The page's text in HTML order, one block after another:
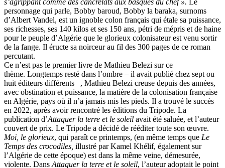
s’agrippant comme des cancrelats aux basques du chef ». Le
personnage qui parle, Bobby baroud, Bobby la baraka, surnoms
d’Albert Vandel, est un ignoble colon français qui étale sa puissance,
ses richesses, ses 140 kilos et ses 150 ans, pétri de mépris et de haine
pour le peuple d’Algérie que le glorieux colonisateur est venu sortir
de la fange. Il éructe sa noirceur au fil des 300 pages de ce roman
percutant.
Ce n’est pas le premier livre de Mathieu Belezi sur ce
thème. Longtemps resté dans l’ombre – il avait publié chez sept ou
huit éditeurs différents –, Mathieu Belezi creuse depuis des années,
avec obstination et puissance, la matière de la colonisation française
en Algérie, pays où il n’a jamais mis les pieds. Il a trouvé le succès
en 2022, après avoir rencontré les éditions du Tripode. La
publication d’Attaquer la terre et le soleil avait été saluée, et l’auteur
couvert de prix. Le Tripode a décidé de rééditer toute son œuvre.
Moi, le glorieux, qui paraît ce printemps, (en même temps que Le
Temps des crocodiles, illustré par Kamel Khélif, également sur
l’Algérie de cette époque) est dans la même veine, démesurée,
violente. DansAttaquer la terre et le soleil, l’auteur adoptait le point